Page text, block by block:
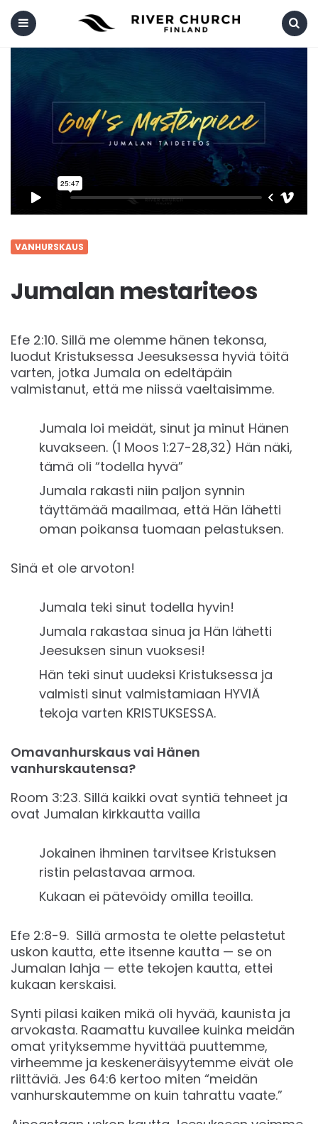
Menu Search
VANHURSKAUS
Jumalan mestariteos
Efe ‭2:10‬. Sillä me olemme hänen tekonsa,
luodut Kristuksessa Jeesuksessa hyviä töitä
varten, jotka Jumala on edeltäpäin
valmistanut, että me niissä vaeltaisimme.
Jumala loi meidät, sinut ja minut Hänen
kuvakseen. (1 Moos 1:27-28,32) Hän näki,
tämä oli “todella hyvä”
Jumala rakasti niin paljon synnin
täyttämää maailmaa, että Hän lähetti
oman poikansa tuomaan pelastuksen.
Sinä et ole arvoton!
Jumala teki sinut todella hyvin!
Jumala rakastaa sinua ja Hän lähetti
Jeesuksen sinun vuoksesi!
Hän teki sinut uudeksi Kristuksessa ja
valmisti sinut valmistamiaan HYVIÄ
tekoja varten KRISTUKSESSA.
Omavanhurskaus vai Hänen
vanhurskautensa?
Room ‭3:23. Sillä kaikki ovat syntiä tehneet ja
ovat Jumalan kirkkautta vailla
Jokainen ihminen tarvitsee Kristuksen
ristin pelastavaa armoa.
Kukaan ei pätevöidy omilla teoilla.
‭‭Efe ‭2:8-9‬. ‬‬ Sillä armosta te olette pelastetut
uskon kautta, ette itsenne kautta — se on
Jumalan lahja — ette tekojen kautta, ettei
kukaan kerskaisi.
Synti pilasi kaiken mikä oli hyvää, kaunista ja
arvokasta. Raamattu kuvailee kuinka meidän
omat yrityksemme hyvittää puuttemme,
virheemme ja keskeneräisyytemme eivät ole
riittäviä. Jes 64:6 kertoo miten “meidän
vanhurskautemme on kuin tahrattu vaate.”